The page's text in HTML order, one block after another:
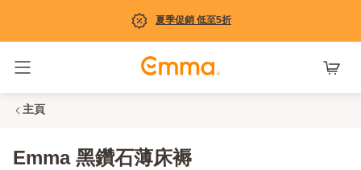
夏季促銷 低至5折
主頁
Emma 黑鑽石薄床褥